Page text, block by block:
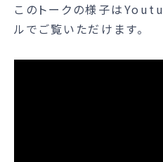
このトークの様子は
ルでご覧いただけます。